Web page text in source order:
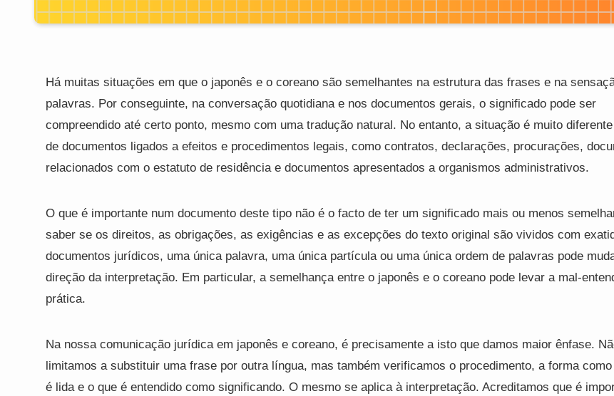
Há muitas situações em que o japonês e o coreano são semelhantes na estrutura das frases e na
palavras. Por conseguinte, na conversação quotidiana e nos documentos gerais, o significado pode ser
compreendido até certo ponto, mesmo com uma tradução natural. No entanto, a situação é muito
de documentos ligados a efeitos e procedimentos legais, como contratos, declarações, procurações,
relacionados com o estatuto de residência e documentos apresentados a organismos administrativos.
O que é importante num documento deste tipo não é o facto de ter um significado mais ou menos
saber se os direitos, as obrigações, as exigências e as excepções do texto original são vividos com
documentos jurídicos, uma única palavra, uma única partícula ou uma única ordem de palavras pode
direção da interpretação. Em particular, a semelhança entre o japonês e o coreano pode levar a mal-
prática.
Na nossa comunicação jurídica em japonês e coreano, é precisamente a isto que damos maior ênfase.
limitamos a substituir uma frase por outra língua, mas também verificamos o procedimento, a forma
é lida e o que é entendido como significando. O mesmo se aplica à interpretação. Acreditamos que é